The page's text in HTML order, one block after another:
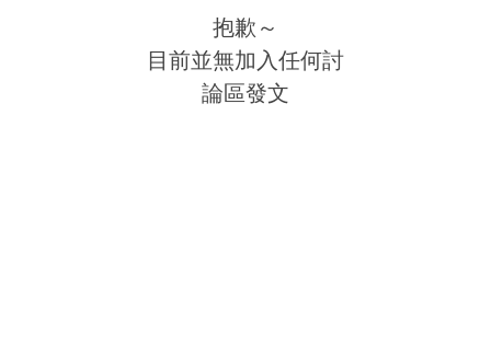
抱歉～
目前並無加入任何討
論區發文